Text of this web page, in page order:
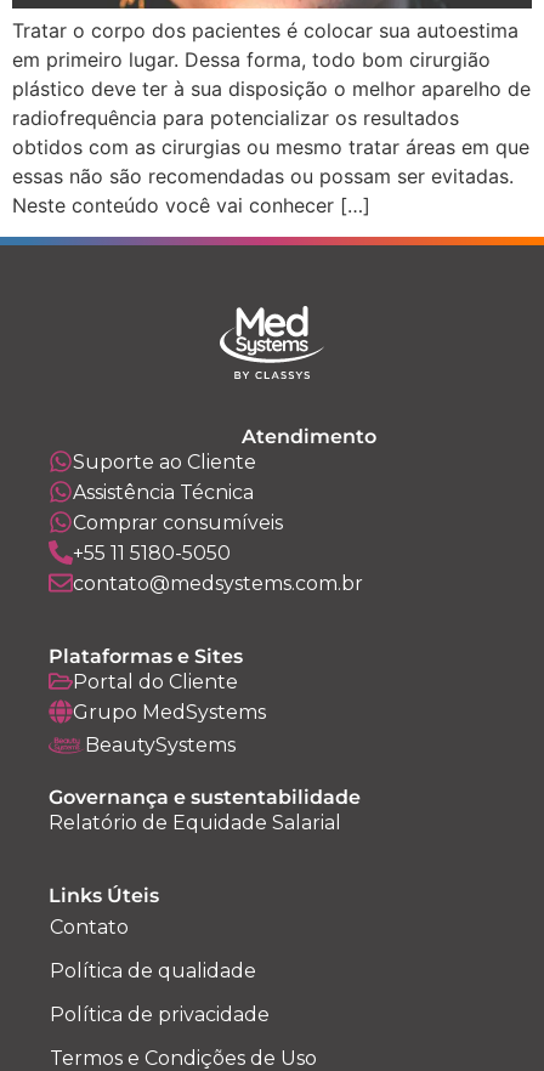
Tratar o corpo dos pacientes é colocar sua autoestima
em primeiro lugar. Dessa forma, todo bom cirurgião
plástico deve ter à sua disposição o melhor aparelho de
radiofrequência para potencializar os resultados
obtidos com as cirurgias ou mesmo tratar áreas em que
essas não são recomendadas ou possam ser evitadas.
Neste conteúdo você vai conhecer […]
Atendimento
Suporte ao Cliente
Assistência Técnica
Comprar consumíveis
+55 11 5180-5050
contato@medsystems.com.br
Plataformas e Sites
Portal do Cliente
Grupo MedSystems
BeautySystems
Governança e sustentabilidade
Relatório de Equidade Salarial
Links Úteis
Contato
Política de qualidade
Política de privacidade
Termos e Condições de Uso